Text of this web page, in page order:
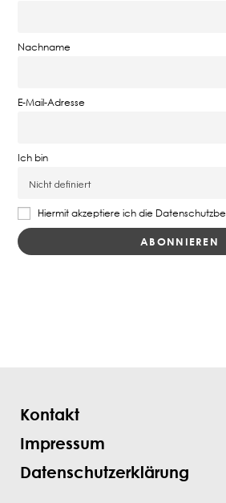
Nachname
E-Mail-Adresse
Ich bin
Hiermit akzeptiere ich die
Kontakt
Impressum
Datenschutzerklärung